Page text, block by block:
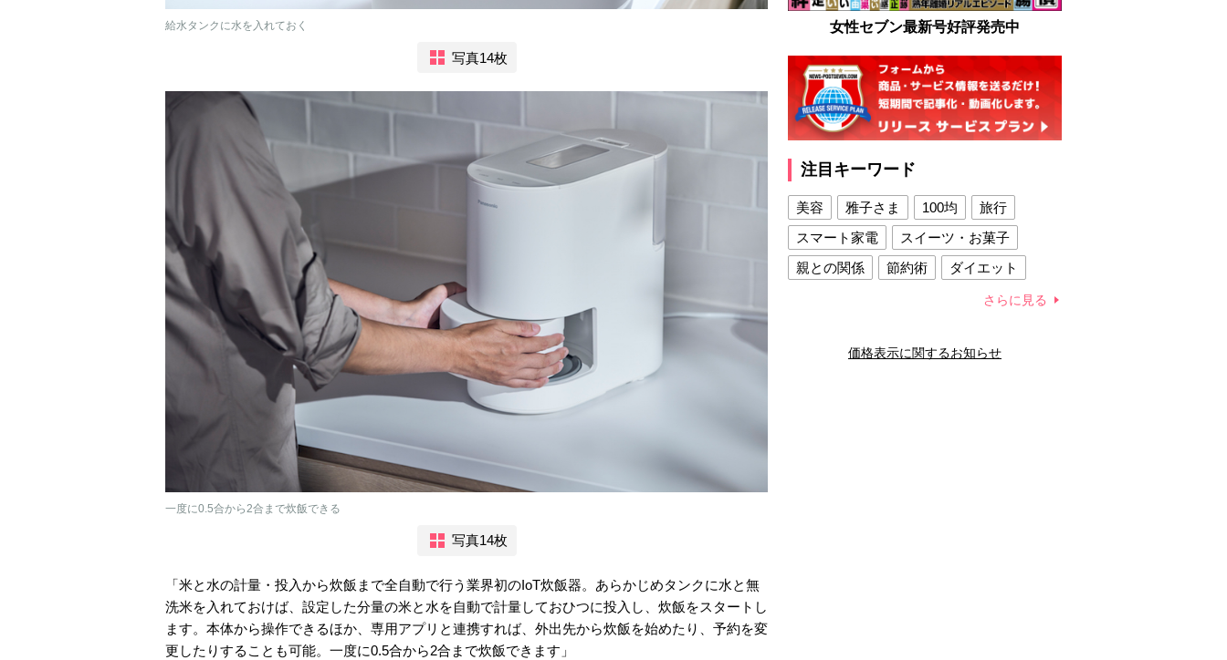
給水タンクに水を入れておく
写真14枚
一度に0.5合から2合まで炊飯できる
写真14枚
「米と水の計量・投入から炊飯まで全自動で行う業界初のIoT炊飯器。あらかじめタンクに水と無
洗米を入れておけば、設定した分量の米と水を自動で計量しておひつに投入し、炊飯をスタートし
ます。本体から操作できるほか、専用アプリと連携すれば、外出先から炊飯を始めたり、予約を変
更したりすることも可能。一度に0.5合から2合まで炊飯できます」
女性セブン最新号好評発売中
注目キーワード
美容 雅子さま 100均
旅行
スマート家電
スイーツ・お菓子
親との関係
節約術
ダイエット
夫との関係
新津春子 どか食い
さらに見る
価格表示に関するお知らせ